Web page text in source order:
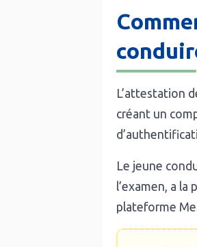
L’attestation
créant un
Le jeune
l’examen, a
plateforme